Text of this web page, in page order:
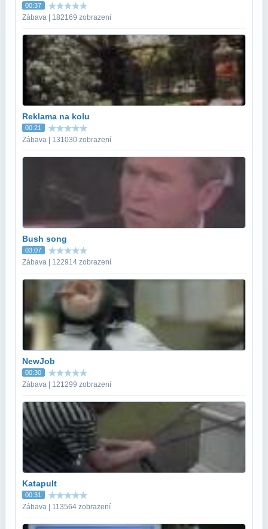
00:37
Zábava | 182169 zobrazení
Reklama na kolu
00:21
Zábava | 131030 zobrazení
Bush song
03:07
Zábava | 122914 zobrazení
NewJob
00:30
Zábava | 121299 zobrazení
Katapult
00:31
Zábava | 113564 zobrazení